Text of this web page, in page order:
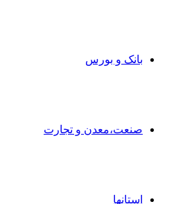
بانک و بورس
صنعت،معدن و تجارت
استانها